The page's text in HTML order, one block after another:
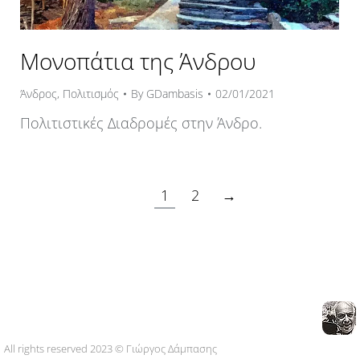
Μονοπάτια της Άνδρου
Άνδρος, Πολιτισμός By GDambasis 02/01/2021
Πολιτιστικές Διαδρομές στην Άνδρο.
1 2 →
All rights reserved 2023 © Γιώργος Δάμπασης